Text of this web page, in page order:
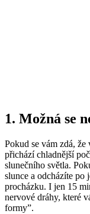
1. Možná se
Pokud se vám zdá, že
přichází chladnější
slunečního světla.
slunce a odcházíte po
procházku. I jen 15
nervové dráhy, které
formy”.